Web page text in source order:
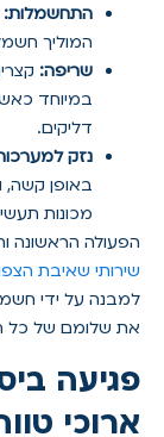
התחשמלות:
המוליך
שריפה:
במיוחד
דליקים.
נזק
באופן קשה,
מכונות
הפעולה הראשונה
שירותי שאיבת
למבנה על ידי
את שלומם של כל
פגיעה
ארוכי